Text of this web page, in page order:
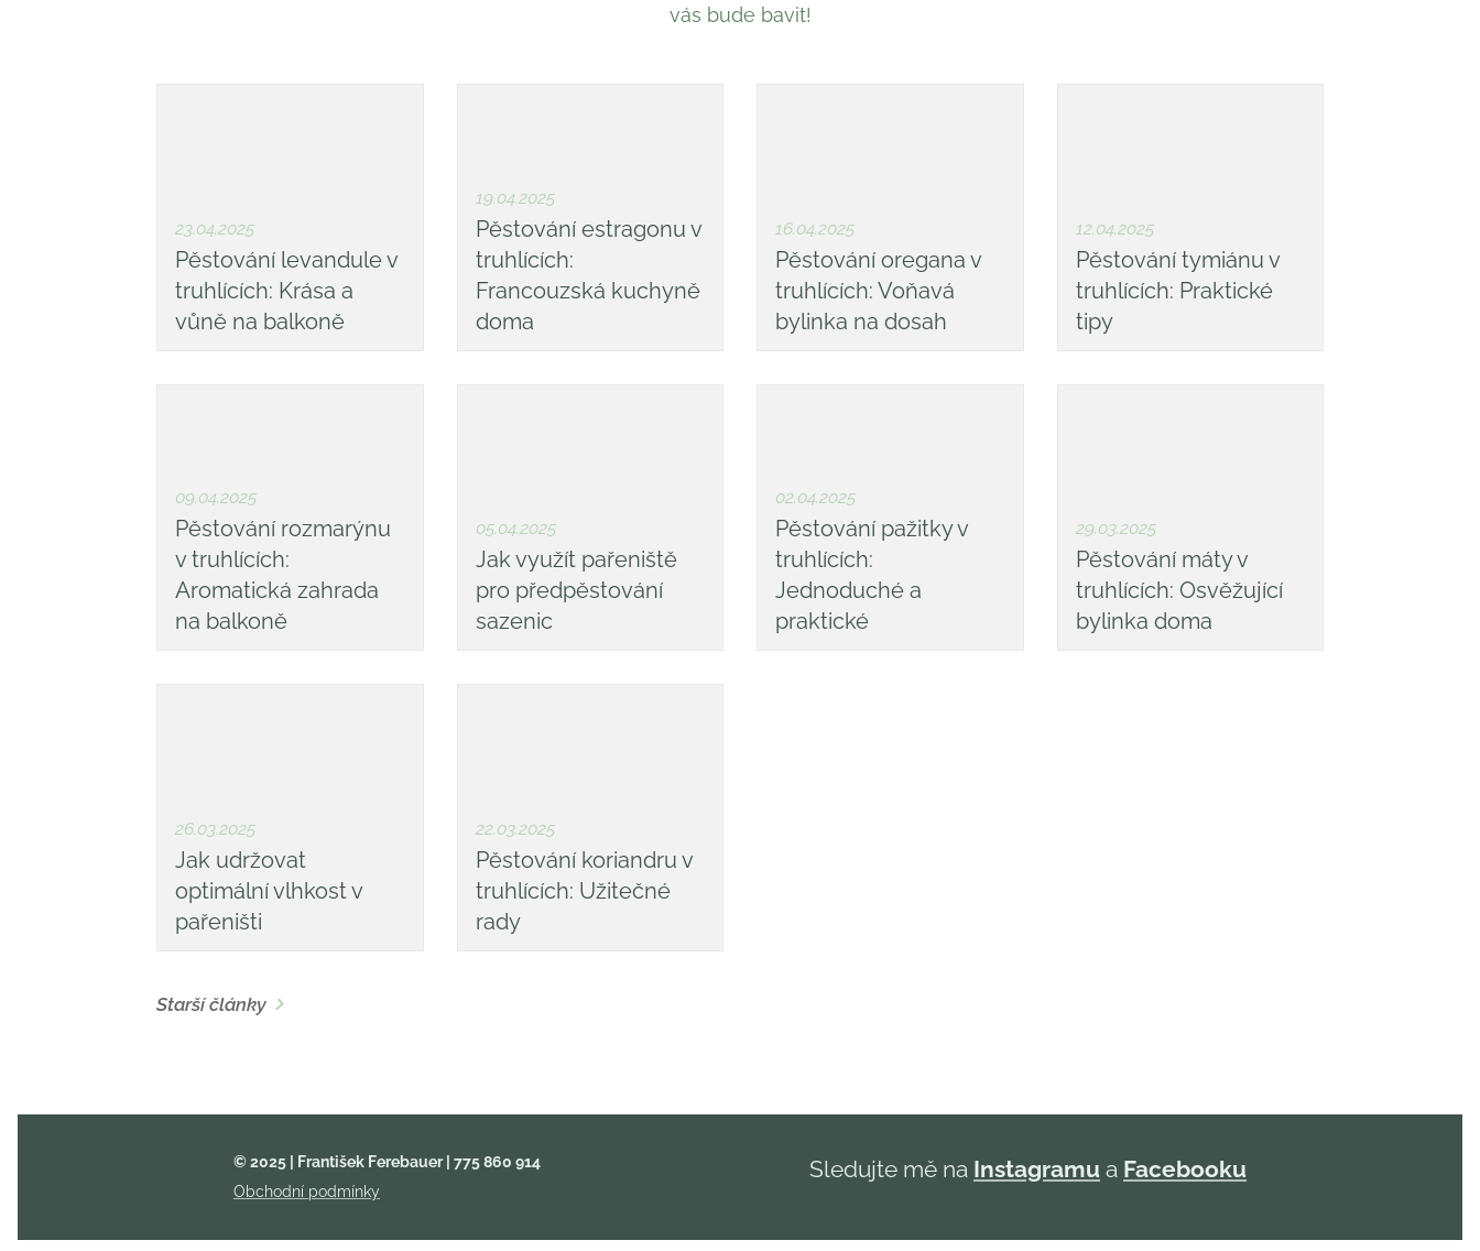
vás bude bavit!
23.04.2025
Pěstování levandule v
truhlících: Krása a
vůně na balkoně
19.04.2025
Pěstování estragonu v
truhlících:
Francouzská kuchyně
doma
16.04.2025
Pěstování oregana v
truhlících: Voňavá
bylinka na dosah
12.04.2025
Pěstování tymiánu v
truhlících: Praktické
tipy
09.04.2025
Pěstování rozmarýnu
v truhlících:
Aromatická zahrada
na balkoně
05.04.2025
Jak využít pařeniště
pro předpěstování
sazenic
02.04.2025
Pěstování pažitky v
truhlících:
Jednoduché a
praktické
29.03.2025
Pěstování máty v
truhlících: Osvěžující
bylinka doma
26.03.2025
Jak udržovat
optimální vlhkost v
pařeništi
22.03.2025
Pěstování koriandru v
truhlících: Užitečné
rady
Starší články
© 2025 | František Ferebauer | 775 860 914
Obchodní podmínky
Sledujte mě na Instagramu a Facebooku